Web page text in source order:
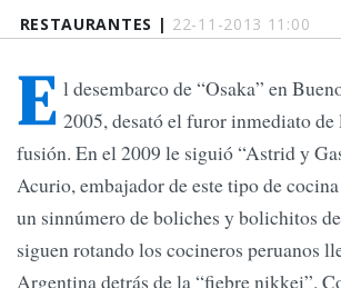
RESTAURANTES | 22-11-2013 11:00
E l desembarco de “Osaka” en
2005, desató el furor inmediato de
fusión. En el 2009 le siguió “Astrid y
Acurio, embajador de este tipo de cocina
un sinnúmero de boliches y bolichitos
siguen rotando los cocineros peruanos
Argentina detrás de la “fiebre nikkei”.